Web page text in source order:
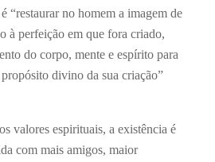
“restaurar no homem a imagem de
à perfeição em que fora criado,
do corpo, mente e espírito para
divino da sua criação”
valores espirituais, a existência é
com mais amigos, maior